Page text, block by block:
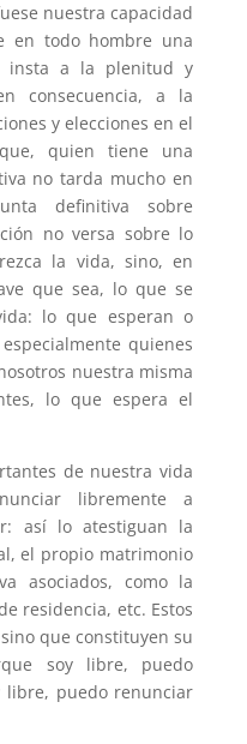
nuestra capacidad
en todo hombre una
insta a la plenitud y
consecuencia, a la
y elecciones en el
quien tiene una
no tarda mucho en
definitiva sobre
no versa sobre lo
la vida, sino, en
que sea, lo que se
lo que esperan o
quienes
nuestra misma
lo que espera el
de nuestra vida
libremente a
así lo atestiguan la
el propio matrimonio
asociados, como la
residencia, etc. Estos
que constituyen su
soy libre, puedo
libre, puedo renunciar